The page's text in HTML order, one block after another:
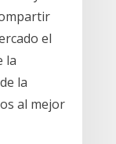
el
la
la
al mejor